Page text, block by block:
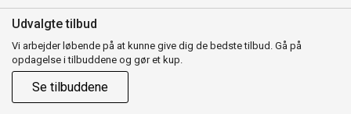
Udvalgte tilbud
Vi arbejder løbende på at kunne give dig de bedste tilbud. Gå på
opdagelse i tilbuddene og gør et kup.
Se tilbuddene